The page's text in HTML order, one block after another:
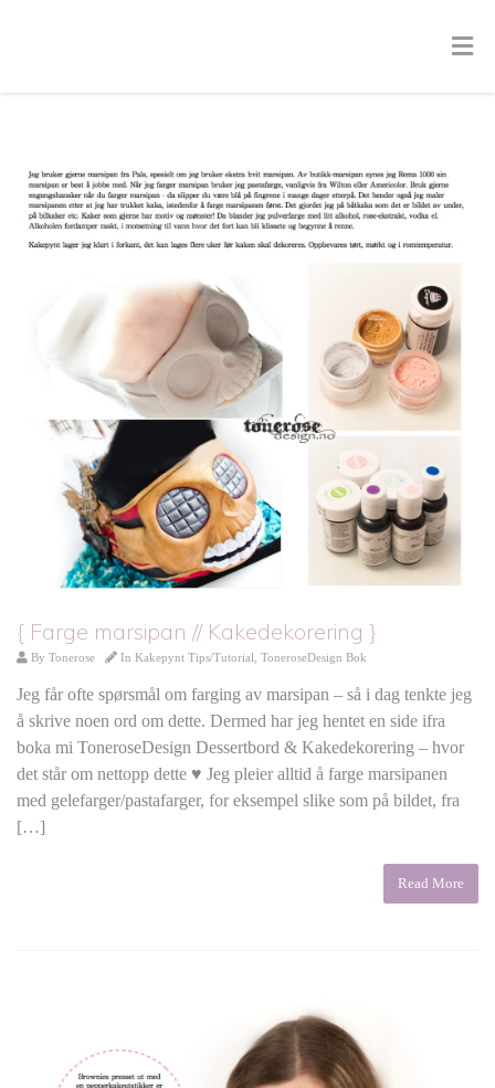
{ Farge marsipan // Kakedekorering }
By Tonerose In Kakepynt Tips/Tutorial ToneroseDesign Bok
Jeg får ofte spørsmål om farging av marsipan – så i dag tenkte jeg
å skrive noen ord om dette. Dermed har jeg hentet en side ifra
boka mi ToneroseDesign Dessertbord & Kakedekorering – hvor
det står om nettopp dette ♥ Jeg pleier alltid å farge marsipanen
med gelefarger/pastafarger, for eksempel slike som på bildet, fra
[…]
Read More